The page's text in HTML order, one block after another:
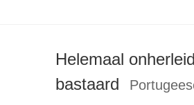
Helemaal
bastaard